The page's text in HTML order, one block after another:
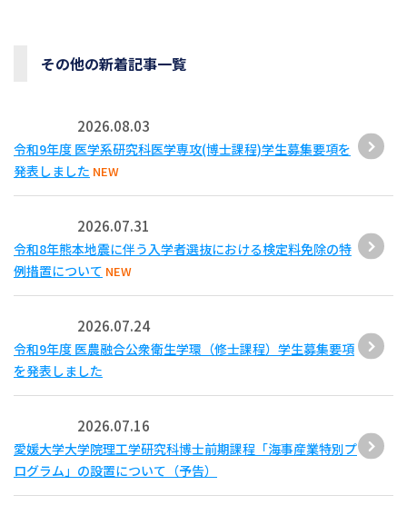
その他の新着記事一覧
2026.08.03
令和9年度 医学系研究科医学専攻(博士課程)学生募集要項を
発表しました NEW
2026.07.31
令和8年熊本地震に伴う入学者選抜における検定料免除の特
例措置について NEW
2026.07.24
令和9年度 医農融合公衆衛生学環（修士課程）学生募集要項
を発表しました
2026.07.16
愛媛大学大学院理工学研究科博士前期課程「海事産業特別プ
ログラム」の設置について（予告）